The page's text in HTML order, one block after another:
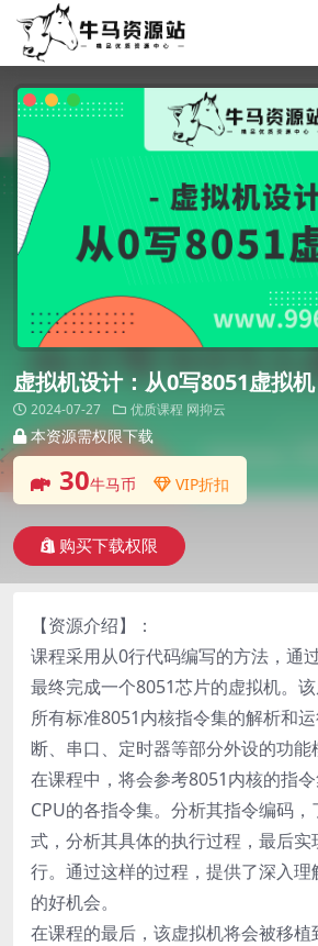
虚拟机设计：从0写8051虚拟机
2024-07-27 优质课程 网抑云
本资源需权限下载
30牛马币 VIP折扣
购买下载权限
【资源介绍】：
课程采用从0行代码编写的方法，通
最终完成一个8051芯片的虚拟机。
所有标准8051内核指令集的解析和
断、串口、定时器等部分外设的功能
在课程中，将会参考8051内核的指
CPU的各指令集。分析其指令编码
式，分析其具体的执行过程，最后
行。通过这样的过程，提供了深入
的好机会。
在课程的最后，该虚拟机将会被移植